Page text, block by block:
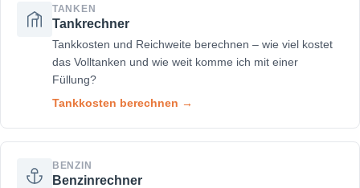
TANKEN
Tankrechner
Tankkosten und Reichweite berechnen – wie viel kostet
das Volltanken und wie weit komme ich mit einer
Füllung?
Tankkosten berechnen →
BENZIN
Benzinrechner